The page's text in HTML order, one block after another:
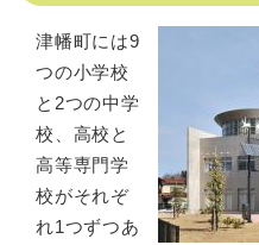
津幡町には9
つの小学校
と2つの中学
校、高校と
高等専門学
校がそれぞ
れ1つずつあ